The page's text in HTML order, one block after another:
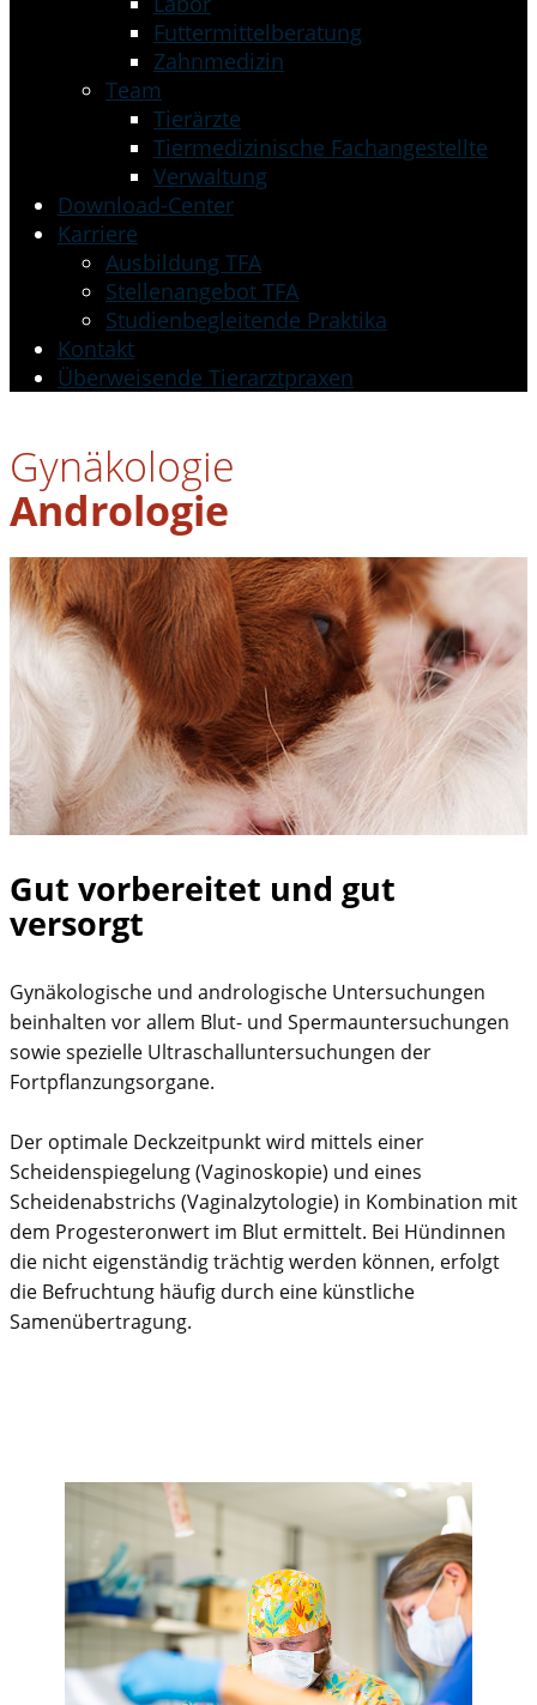
Futtermittelberatung
Zahnmedizin
Team
Tierärzte
Tiermedizinische Fachangestellte
Verwaltung
Download-Center
Karriere
Ausbildung TFA
Stellenangebot TFA
Studienbegleitende Praktika
Kontakt
Überweisende Tierarztpraxen
Gynäkologie
Andrologie
Gut vorbereitet und gut
versorgt
Gynäkologische und andrologische Untersuchungen
beinhalten vor allem Blut- und Spermauntersuchungen
sowie spezielle Ultraschalluntersuchungen der
Fortpflanzungsorgane.
Der optimale Deckzeitpunkt wird mittels einer
Scheidenspiegelung (Vaginoskopie) und eines
Scheidenabstrichs (Vaginalzytologie) in Kombination mit
dem Progesteronwert im Blut ermittelt. Bei Hündinnen
die nicht eigenständig trächtig werden können, erfolgt
die Befruchtung häufig durch eine künstliche
Samenübertragung.